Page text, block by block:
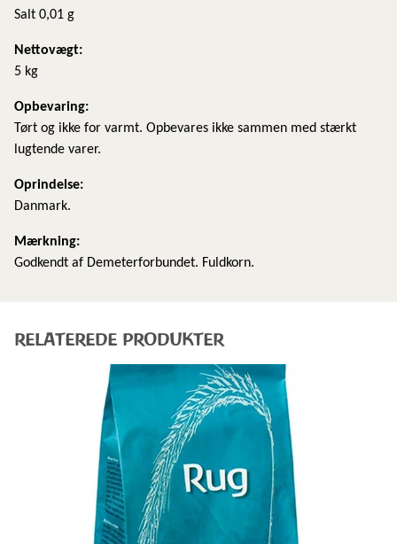
Salt 0,01 g
Nettovægt:
5 kg
​Opbevaring:
Tørt og ikke for varmt. Opbevares ikke sammen med stærkt
lugtende varer.
Oprindelse:
Danmark.
Mærkning:
Godkendt af Demeterforbundet. Fuldkorn.
RELATEREDE PRODUKTER